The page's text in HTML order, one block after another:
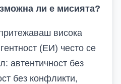
ли е мисията?
висока
(ЕИ) често се
автентичност без
без конфликти,